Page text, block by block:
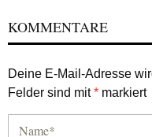
KOMMENTARE
Deine E-Mail-Adresse
Felder sind mit* markiert